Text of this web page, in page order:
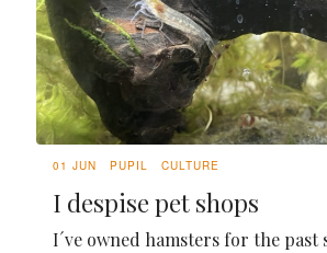
01 JUN PUPIL CULTURE
I despise pet shops
I´ve owned hamsters for the past